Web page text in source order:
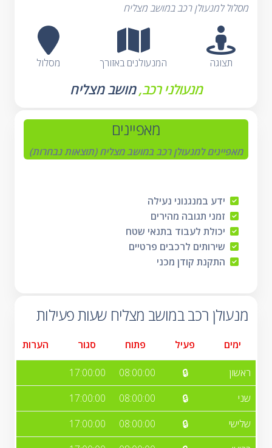
מסלול למנעולן רכב במושב מצליח
תצוגה המנעולנים באזורך מסלול
מנעולני רכב,מושב מצליח
מאפיינים
מאפיינים למנעולן רכב במושב מצליח (תוצאות נבחרות)
ידע במנגנוני נעילה
זמני תגובה מהירים
יכולת לעבוד בתנאי שטח
שירותים לרכבים פרטיים
התקנת קודן מכני
מנעולן רכב במושב מצליח שעות פעילות
ימים פעיל פתוח סגור הערות
ראשון 🔒
08:00:00
17:00:00
שני
🔒
08:00:00
17:00:00
שלישי
🔒
08:00:00
17:00:00